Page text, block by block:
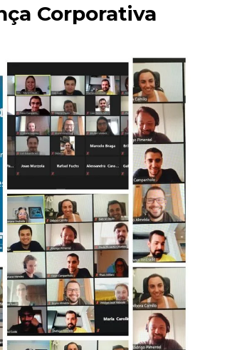
Corporativa